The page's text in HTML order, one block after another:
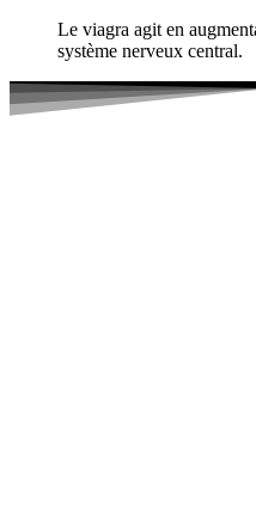
Le viagra agit en
système nerveux central.